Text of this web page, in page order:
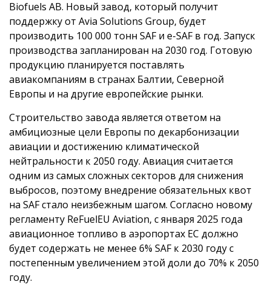
Biofuels AB. Новый завод, который получит
поддержку от Avia Solutions Group, будет
производить 100 000 тонн SAF и e-SAF в год. Запуск
производства запланирован на 2030 год. Готовую
продукцию планируется поставлять
авиакомпаниям в странах Балтии, Северной
Европы и на другие европейские рынки.
Строительство завода является ответом на
амбициозные цели Европы по декарбонизации
авиации и достижению климатической
нейтральности к 2050 году. Авиация считается
одним из самых сложных секторов для снижения
выбросов, поэтому внедрение обязательных квот
на SAF стало неизбежным шагом. Согласно новому
регламенту ReFuelEU Aviation, с января 2025 года
авиационное топливо в аэропортах ЕС должно
будет содержать не менее 6% SAF к 2030 году с
постепенным увеличением этой доли до 70% к 2050
году.